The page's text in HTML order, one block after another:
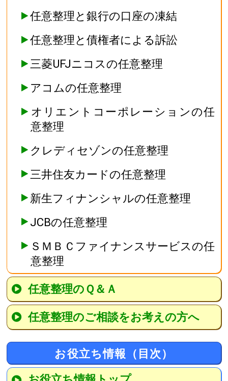
任意整理と銀行の口座の凍結
任意整理と債権者による訴訟
三菱UFJニコスの任意整理
アコムの任意整理
オリエントコーポレーションの任
意整理
クレディセゾンの任意整理
三井住友カードの任意整理
新生フィナンシャルの任意整理
JCBの任意整理
ＳＭＢＣファイナンスサービスの任
意整理
任意整理のＱ＆Ａ
任意整理のご相談をお考えの方へ
お役立ち情報（目次）